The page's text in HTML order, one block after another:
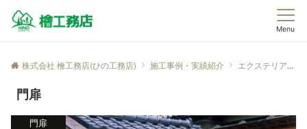
Menu
株式会社 檜工務店(ひの工務店) 施工事例・実績紹介 エクステリア
門扉
門扉